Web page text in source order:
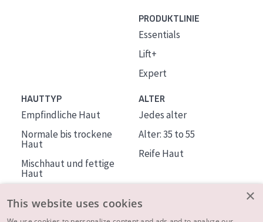
PRODUKTLINIE
Essentials
Lift+
Expert
HAUTTYP
Empfindliche Haut
Normale bis trockene
Haut
Mischhaut und fettige
Haut
ALTER
Jedes alter
Alter: 35 to 55
Reife Haut
×
This website uses cookies